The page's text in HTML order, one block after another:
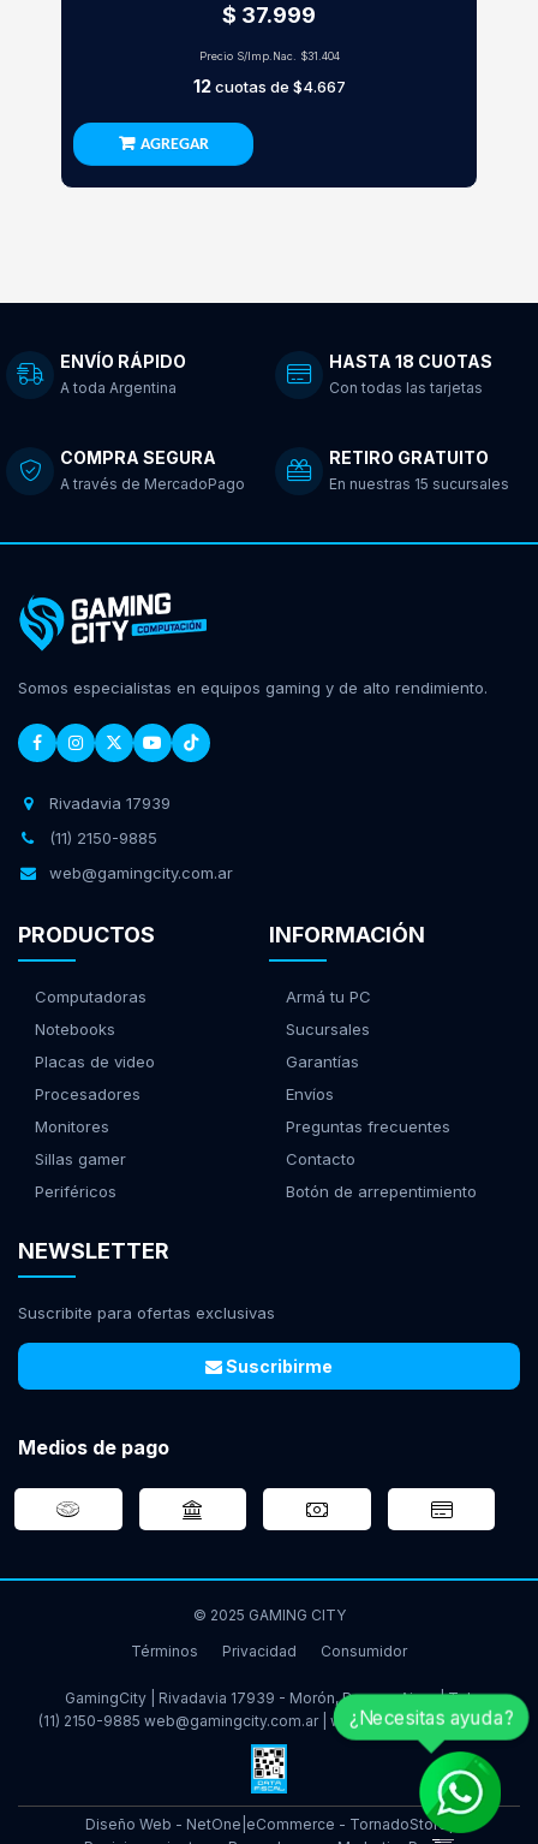
$ 37.999
Precio S/Imp.Nac. $31.404
12cuotas de $4.667
AGREGAR
ENVÍO RÁPIDO
A toda Argentina
HASTA 18 CUOTAS
Con todas las tarjetas
COMPRA SEGURA
A través de MercadoPago
RETIRO GRATUITO
En nuestras 15 sucursales
Somos especialistas en equipos gaming y de alto rendimiento.
Rivadavia 17939
(11) 2150-9885
web@gamingcity.com.ar
PRODUCTOS
Computadoras
Notebooks
Placas de video
Procesadores
Monitores
Sillas gamer
Periféricos
INFORMACIÓN
Armá tu PC
Sucursales
Garantías
Envíos
Preguntas frecuentes
Contacto
Botón de arrepentimiento
NEWSLETTER
Suscribite para ofertas exclusivas
Suscribirme
Medios de pago
© 2025 GAMING CITY
Términos
Privacidad Consumidor
GamingCity | Rivadavia 17939 - Morón, Buenos Aires | Tel:
(11) 2150-9885 web@gamingcity.com.ar www.gamingcity.com.ar
Diseño Web - NetOne eCommerce - TornadoStore
¿Necesitas ayuda?